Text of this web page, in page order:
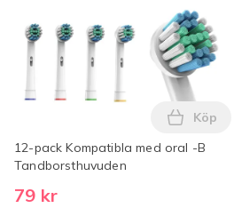
12-pack Kompatibla med oral -B
Tandborsthuvuden
79 kr
Lägg
Köp